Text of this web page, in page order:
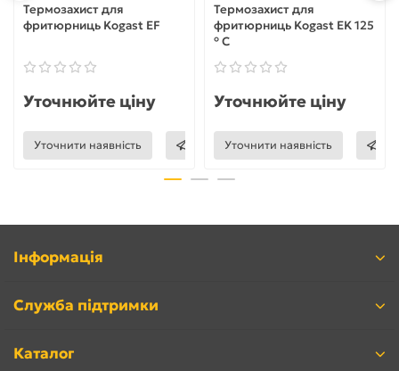
Термозахист для
фритюрниць Kogast EF
Уточнюйте ціну
Уточнити наявність
Термозахист для
фритюрниць Kogast EK 125
° C
Уточнюйте ціну
Уточнити наявність
Інформація
Служба підтримки
Каталог